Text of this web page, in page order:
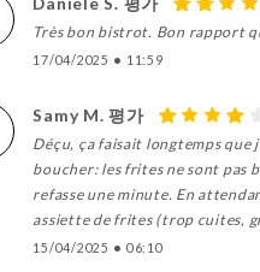
Très bon bistrot. Bon rapport
17/04/2025 • 11:59
Samy M. 평가
Déçu, ça faisait longtemps que
boucher: les frites ne sont pas
refasse une minute. En
assiette de frites (trop cuites,
15/04/2025 • 06:10